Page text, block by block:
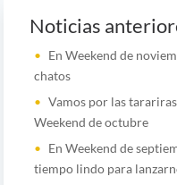
Noticias
En Weekend de
chatos
Vamos por las
Weekend de octubre
En Weekend de
tiempo lindo para